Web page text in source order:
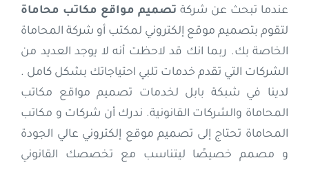
عملاؤنا
اسئلة شائعة
إتصل بنا
عندما تبحث عن شركة تصميم مواقع مكاتب محاماة
لتقوم بتصميم موقع إلكتروني لمكتب أو شركة المحاماة
الخاصة بك. ربما انك قد لاحظت أنه لا يوجد العديد من
الشركات التي تقدم خدمات تلبي احتياجاتك بشكل كامل .
لدينا في شبكة بابل لخدمات تصميم مواقع مكاتب
المحاماة والشركات القانونية. ندرك أن شركات و مكاتب
المحاماة تحتاج إلى تصميم موقع إلكتروني عالي الجودة
و مصمم خصيصًا ليتناسب مع تخصصك القانوني